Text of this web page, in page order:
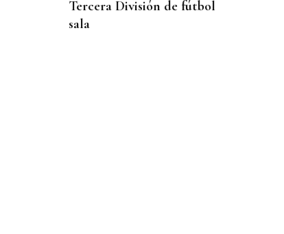
Tercera División de fútbol
sala